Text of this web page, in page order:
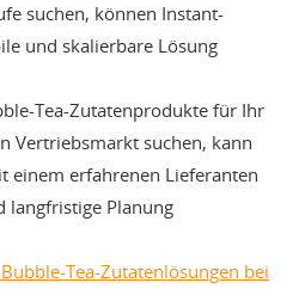
suchen, können Instant-
und skalierbare Lösung
Tea-Zutatenprodukte für Ihr
Vertriebsmarkt suchen, kann
einem erfahrenen Lieferanten
langfristige Planung
Tea-Zutatenlösungen bei